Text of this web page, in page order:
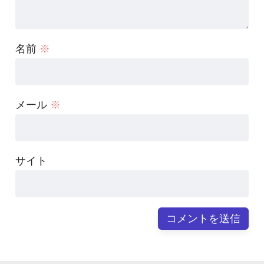
名前 ※
メール ※
サイト